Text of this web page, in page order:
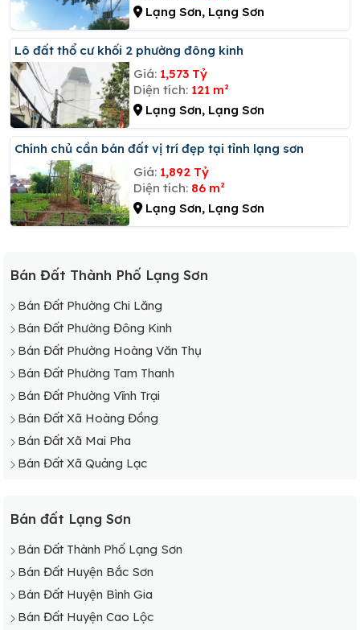
Lạng Sơn, Lạng Sơn
Lô đất thổ cư khối 2 phường đông kinh
Giá: 1,573 Tỷ
Diện tích: 121 m²
Lạng Sơn, Lạng Sơn
Chính chủ cần bán đất vị trí đẹp tại tỉnh lạng sơn
Giá: 1,892 Tỷ
Diện tích: 86 m²
Lạng Sơn, Lạng Sơn
Bán Đất Thành Phố Lạng Sơn
Bán Đất Phường Chi Lăng
Bán Đất Phường Đông Kinh
Bán Đất Phường Hoàng Văn Thụ
Bán Đất Phường Tam Thanh
Bán Đất Phường Vĩnh Trại
Bán Đất Xã Hoàng Đồng
Bán Đất Xã Mai Pha
Bán Đất Xã Quảng Lạc
Bán đất Lạng Sơn
Bán Đất Thành Phố Lạng Sơn
Bán Đất Huyện Bắc Sơn
Bán Đất Huyện Bình Gia
Bán Đất Huyện Cao Lộc